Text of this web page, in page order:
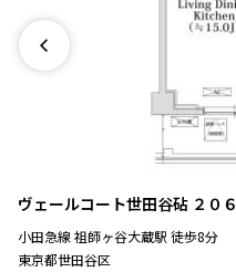
ヴェールコート世田谷砧 ２０６
小田急線 祖師ヶ谷大蔵駅 徒歩8分
東京都世田谷区